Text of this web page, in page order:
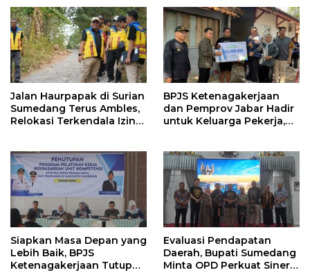
Jalan Haurpapak di Surian
Sumedang Terus Ambles,
Relokasi Terkendala Izin
BPJS Ketenagakerjaan
dan Pemprov Jabar Hadir
untuk Keluarga Pekerja,
Siapkan Masa Depan yang
Lebih Baik, BPJS
Ketenagakerjaan Tutup
Evaluasi Pendapatan
Daerah, Bupati Sumedang
Minta OPD Perkuat Sinergi